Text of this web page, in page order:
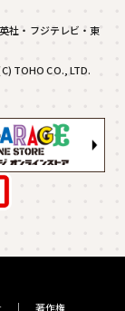
社・フジテレビ・東
TOHO CO., LTD.
｜ 著作権